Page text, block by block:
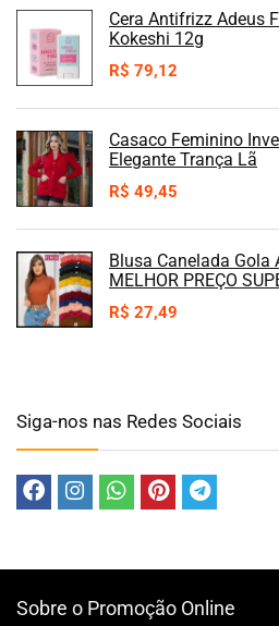
Cera Antifrizz Adeus
Kokeshi 12g
R$ 79,12
Casaco Feminino
Elegante Trança Lã
R$ 49,45
Blusa Canelada Gola
MELHOR PREÇO
R$ 27,49
Siga-nos nas Redes Sociais
Sobre o Promoção Online